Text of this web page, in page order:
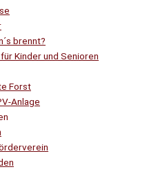
brennt?
Kinder und Senioren
Forst
Anlage